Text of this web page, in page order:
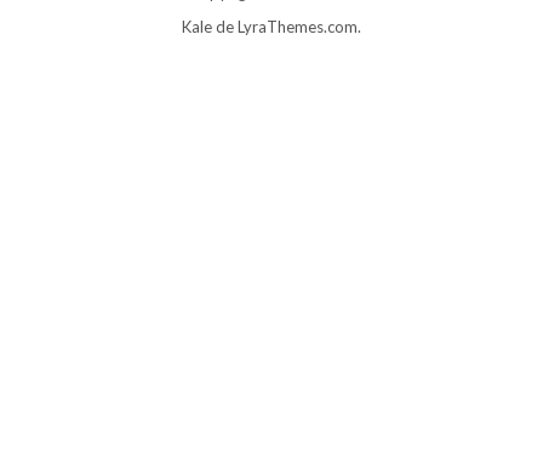
Kalede LyraThemes.com.